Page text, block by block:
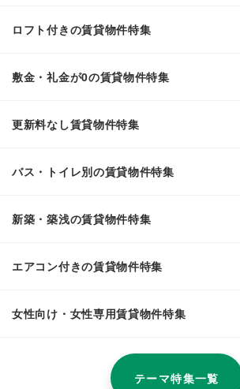
ロフト付きの賃貸物件特集
敷金・礼金が0の賃貸物件特集
更新料なし賃貸物件特集
バス・トイレ別の賃貸物件特集
新築・築浅の賃貸物件特集
エアコン付きの賃貸物件特集
女性向け・女性専用賃貸物件特集
テーマ特集一覧